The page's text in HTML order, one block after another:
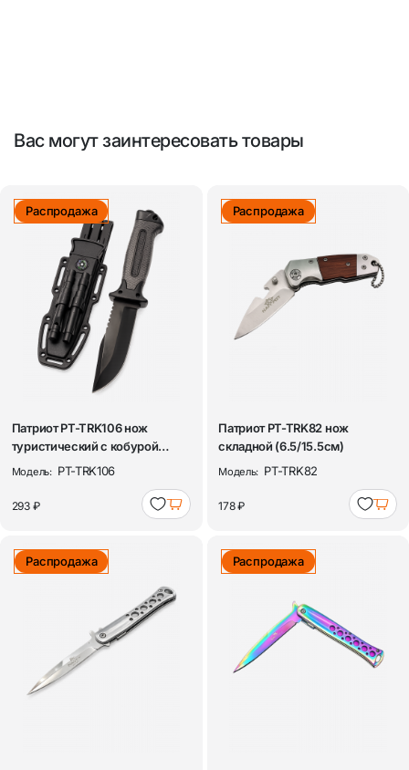
Вас могут заинтересовать товары
Распродажа
Патриот PT-TRK106 нож
туристический с кобурой
(12/27см)
Модель: PT-TRK106
293 ₽
Распродажа
Патриот PT-TRK82 нож
складной (6.5/15.5см)
Модель: PT-TRK82
178 ₽
Распродажа Распродажа